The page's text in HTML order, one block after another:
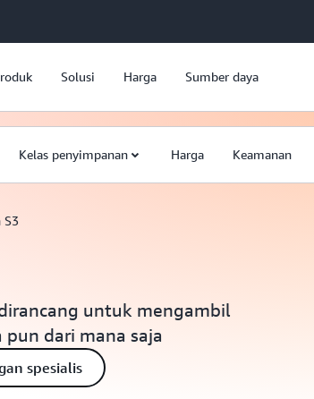
Solusi Harga Sumber daya
Kelas penyimpanan Harga Keamanan
S3
untuk mengambil
dari mana saja
spesialis